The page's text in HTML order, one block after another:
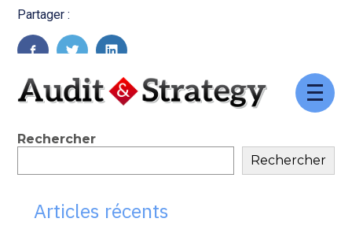
Aller
Partager :
Blog
sidebar
Rechercher
Rechercher
Articles récents